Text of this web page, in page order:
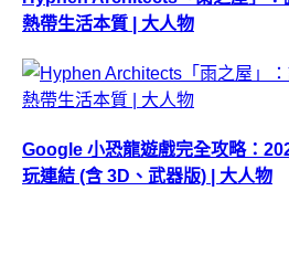
熱帶生活本質 | 大人物
Google 小恐龍遊戲完全攻略：
玩連結 (含 3D、武器版) | 大人物